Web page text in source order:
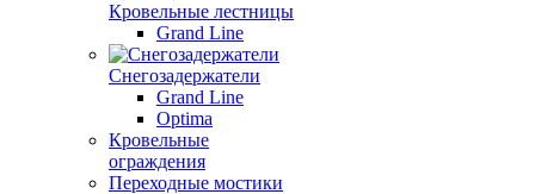
Кровельные лестницы
Grand Line
Снегозадержатели
Grand Line
Optima
Кровельные
ограждения
Переходные мостики